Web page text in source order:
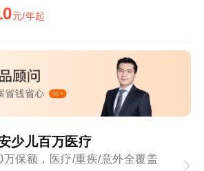
元/年起
少儿百万医疗
万保额，医疗/重疾/意外全覆盖